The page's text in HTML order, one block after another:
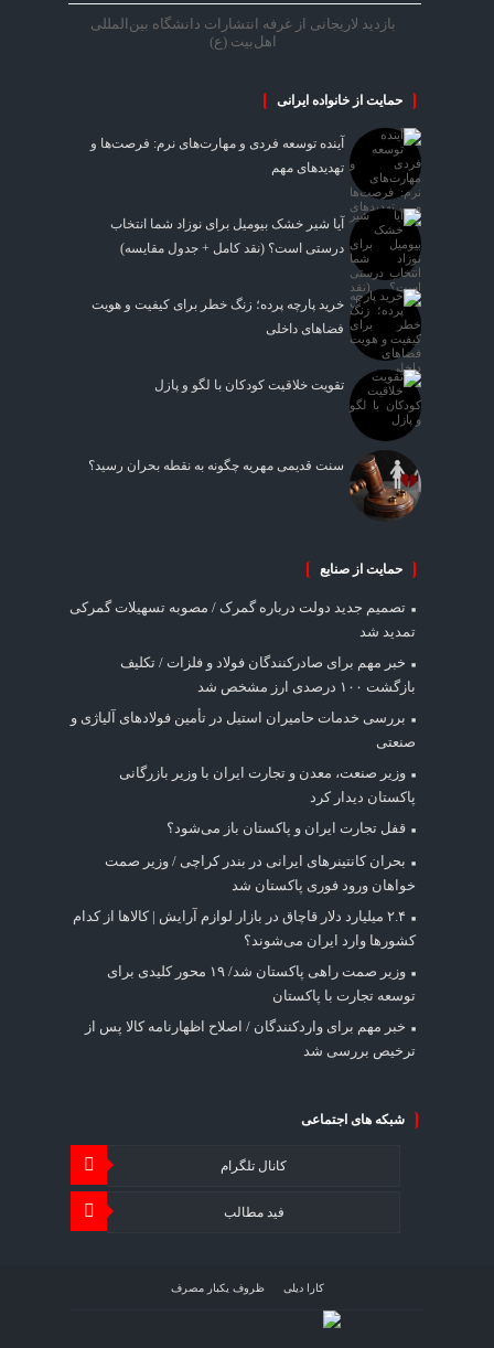
بازدید لاریجانی از غرفه انتشارات دانشگاه بین‌المللی
اهل‌بیت (ع)
حمایت از خانواده ایرانی
آینده توسعه فردی و مهارت‌های نرم: فرصت‌ها و
تهدیدهای مهم
آیا شیر خشک بیومیل برای نوزاد شما انتخاب
درستی است؟ (نقد کامل + جدول مقایسه)
خرید پارچه پرده؛ زنگ خطر برای کیفیت و هویت
فضاهای داخلی
تقویت خلاقیت کودکان با لگو و پازل
سنت قدیمی مهریه چگونه به نقطه بحران رسید؟
حمایت از صنایع
تصمیم جدید دولت درباره گمرک / مصوبه تسهیلات گمرکی
تمدید شد
خبر مهم برای صادرکنندگان فولاد و فلزات / تکلیف
بازگشت ۱۰۰ درصدی ارز مشخص شد
بررسی خدمات حامیران استیل در تأمین فولادهای آلیاژی و
صنعتی
وزیر صنعت، معدن و تجارت ایران با وزیر بازرگانی
پاکستان دیدار کرد
قفل تجارت ایران و پاکستان باز می‌شود؟
بحران کانتینر‌های ایرانی در بندر کراچی / وزیر صمت
خواهان ورود فوری پاکستان شد
۲.۴ میلیارد دلار قاچاق در بازار لوازم آرایش | کالاها از کدام
کشورها وارد ایران می‌شوند؟
وزیر صمت راهی پاکستان شد/ ۱۹ محور کلیدی برای
توسعه تجارت با پاکستان
خبر مهم برای واردکنندگان / اصلاح اظهارنامه کالا پس از
ترخیص بررسی شد
شبکه های اجتماعی
کانال تلگرام
فید مطالب
کارا دیلی ظروف یکبار مصرف